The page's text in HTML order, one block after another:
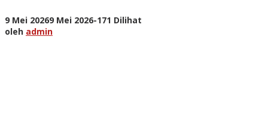
9 Mei 20269 Mei 2026oleh
-171 Dilihat
oleh admin